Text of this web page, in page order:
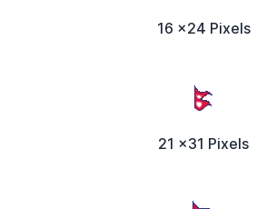
16 x24 Pixels
21 x31 Pixels